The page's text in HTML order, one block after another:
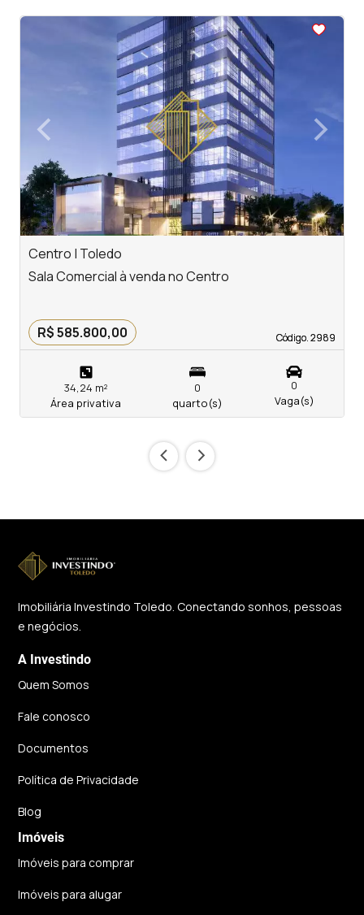
<
‹Previous ›
Next
Centro | Toledo
Código. 2989
Código. 2989
Sala Comercial à venda no Centro
R$ 585.800,00
34,24 m²
Área privativa
0
quarto(s)
0
Vaga(s)
‹ ›
Imobiliária Investindo Toledo. Conectando sonhos, pessoas
e negócios.
A Investindo
Quem Somos
Fale conosco
Documentos
Política de Privacidade
Blog
Imóveis
Imóveis para comprar
Imóveis para alugar